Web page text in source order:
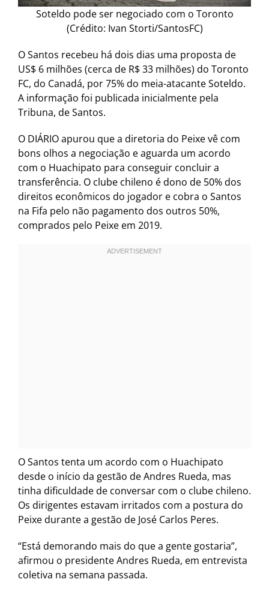
Soteldo pode ser negociado com o Toronto
(Crédito: Ivan Storti/SantosFC)
O Santos recebeu há dois dias uma proposta de
US$ 6 milhões (cerca de R$ 33 milhões) do Toronto
FC, do Canadá, por 75% do meia-atacante Soteldo.
A informação foi publicada inicialmente pela
Tribuna, de Santos.
O DIÁRIO apurou que a diretoria do Peixe vê com
bons olhos a negociação e aguarda um acordo
com o Huachipato para conseguir concluir a
transferência. O clube chileno é dono de 50% dos
direitos econômicos do jogador e cobra o Santos
na Fifa pelo não pagamento dos outros 50%,
comprados pelo Peixe em 2019.
O Santos tenta um acordo com o Huachipato
desde o início da gestão de Andres Rueda, mas
tinha dificuldade de conversar com o clube chileno.
Os dirigentes estavam irritados com a postura do
Peixe durante a gestão de José Carlos Peres.
“Está demorando mais do que a gente gostaria”,
afirmou o presidente Andres Rueda, em entrevista
coletiva na semana passada.